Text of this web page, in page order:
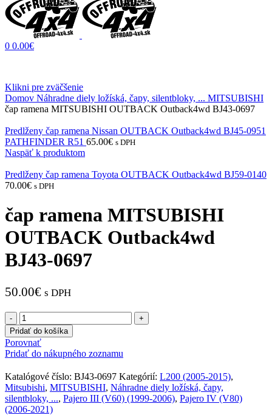
0 0.00€
Klikni pre zväčšenie
Domov Náhradne diely ložíská, čapy, silentbloky, ... MITSUBISHI
čap ramena MITSUBISHI OUTBACK Outback4wd BJ43-0697
Predlženy čap ramena Nissan OUTBACK Outback4wd BJ45-0951
PATHFINDER R51 65.00€ s DPH
Naspäť k produktom
Predlženy čap ramena Toyota OUTBACK Outback4wd BJ59-0140
70.00€ s DPH
čap ramena MITSUBISHI
OUTBACK Outback4wd
BJ43-0697
50.00€ s DPH
množstvo
čap
ramena
MITSUBISHI
OUTBACK
Outback4wd
BJ43-
0697
Pridať do košíka
Porovnať
Pridať do nákupného zoznamu
Katalógové číslo: BJ43-0697 Kategórií: L200 (2005-2015),
Mitsubishi, MITSUBISHI, Náhradne diely ložíská, čapy,
silentbloky, ..., Pajero III (V60) (1999-2006), Pajero IV (V80)
(2006-2021)